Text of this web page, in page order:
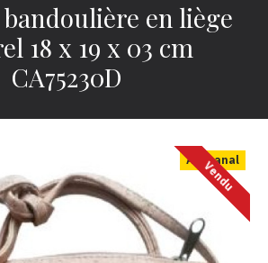
en liège
18 x 19 x 03 cm
CA75230D
Artisanal
Vendu